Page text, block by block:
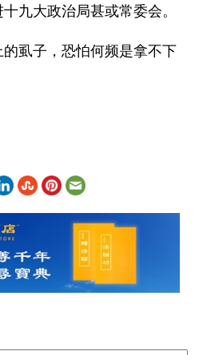
九大政治局甚或常委会。
虱子，恐怕何频是拿不下